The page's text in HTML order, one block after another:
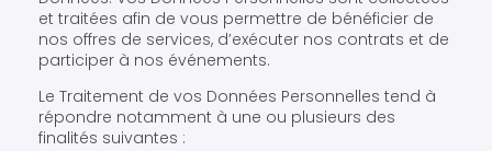
et traitées afin de vous permettre de bénéficier de
nos offres de services, d’exécuter nos contrats et de
participer à nos événements.
Le Traitement de vos Données Personnelles tend à
répondre notamment à une ou plusieurs des
finalités suivantes :